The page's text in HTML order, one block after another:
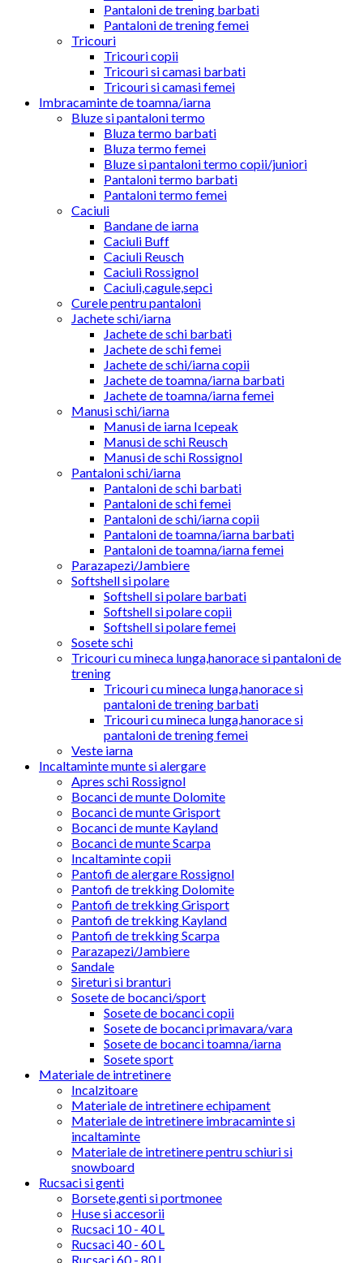
Pantaloni de trening barbati
Pantaloni de trening femei
Tricouri
Tricouri copii
Tricouri si camasi barbati
Tricouri si camasi femei
Imbracaminte de toamna/iarna
Bluze si pantaloni termo
Bluza termo barbati
Bluza termo femei
Bluze si pantaloni termo copii/juniori
Pantaloni termo barbati
Pantaloni termo femei
Caciuli
Bandane de iarna
Caciuli Buff
Caciuli Reusch
Caciuli Rossignol
Caciuli,cagule,sepci
Curele pentru pantaloni
Jachete schi/iarna
Jachete de schi barbati
Jachete de schi femei
Jachete de schi/iarna copii
Jachete de toamna/iarna barbati
Jachete de toamna/iarna femei
Manusi schi/iarna
Manusi de iarna Icepeak
Manusi de schi Reusch
Manusi de schi Rossignol
Pantaloni schi/iarna
Pantaloni de schi barbati
Pantaloni de schi femei
Pantaloni de schi/iarna copii
Pantaloni de toamna/iarna barbati
Pantaloni de toamna/iarna femei
Parazapezi/Jambiere
Softshell si polare
Softshell si polare barbati
Softshell si polare copii
Softshell si polare femei
Sosete schi
Tricouri cu mineca lunga,hanorace si pantaloni de
trening
Tricouri cu mineca lunga,hanorace si
pantaloni de trening barbati
Tricouri cu mineca lunga,hanorace si
pantaloni de trening femei
Veste iarna
Incaltaminte munte si alergare
Apres schi Rossignol
Bocanci de munte Dolomite
Bocanci de munte Grisport
Bocanci de munte Kayland
Bocanci de munte Scarpa
Incaltaminte copii
Pantofi de alergare Rossignol
Pantofi de trekking Dolomite
Pantofi de trekking Grisport
Pantofi de trekking Kayland
Pantofi de trekking Scarpa
Parazapezi/Jambiere
Sandale
Sireturi si branturi
Sosete de bocanci/sport
Sosete de bocanci copii
Sosete de bocanci primavara/vara
Sosete de bocanci toamna/iarna
Sosete sport
Materiale de intretinere
Incalzitoare
Materiale de intretinere echipament
Materiale de intretinere imbracaminte si
incaltaminte
Materiale de intretinere pentru schiuri si
snowboard
Rucsaci si genti
Borsete,genti si portmonee
Huse si accesorii
Rucsaci 10 - 40 L
Rucsaci 40 - 60 L
Rucsaci 60 - 80 L